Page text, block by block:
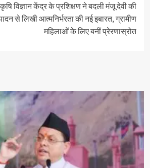
विज्ञान केंद्र के प्रशिक्षण ने बदली मंजू देवी की
से लिखी आत्मनिर्भरता की नई इबारत, ग्रामीण
महिलाओं के लिए बनीं प्रेरणास्रोत